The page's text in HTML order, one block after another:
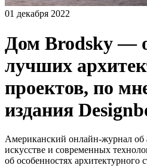
01 декабря 2022
Дом Brodsky —
лучших
проектов, по
издания
Американский онлайн-журнал об
искусстве и современных
об особенностях архитектурного